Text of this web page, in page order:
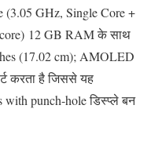
GHz, Single Core +
12 GB RAM के साथ
(17.02 cm); AMOLED
करता है जिससे यह
with punch-hole डिस्प्ले बन